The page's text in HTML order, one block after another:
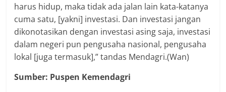
harus hidup, maka tidak ada jalan lain kata-katanya
cuma satu, [yakni] investasi. Dan investasi jangan
dikonotasikan dengan investasi asing saja, investasi
dalam negeri pun pengusaha nasional, pengusaha
lokal [juga termasuk],” tandas Mendagri.(Wan)
Sumber: Puspen Kemendagri